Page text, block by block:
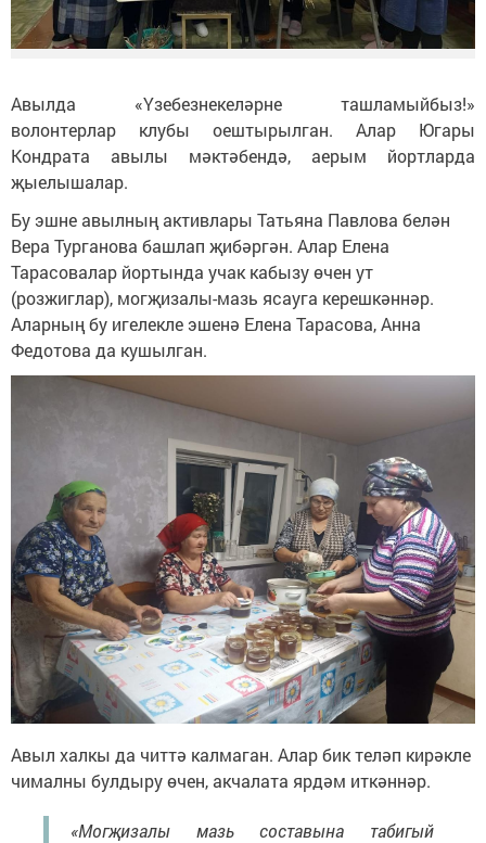
Авылда «Үзебезнекеләрне ташламыйбыз!»
волонтерлар клубы оештырылган. Алар Югары
Кондрата авылы мәктәбендә, аерым йортларда
җыелышалар.
Бу эшне авылның активлары Татьяна Павлова белән
Вера Турганова башлап җибәргән. Алар Елена
Тарасовалар йортында учак кабызу өчен ут
(розжиглар), могҗизалы-мазь ясауга керешкәннәр.
Аларның бу игелекле эшенә Елена Тарасова, Анна
Федотова да кушылган.
Авыл халкы да читтә калмаган. Алар бик теләп кирәкле
чималны булдыру өчен, акчалата ярдәм иткәннәр.
«Могҗизалы мазь составына табигый